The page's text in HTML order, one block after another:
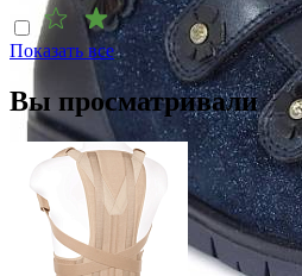
Показать все
Вы просматривали